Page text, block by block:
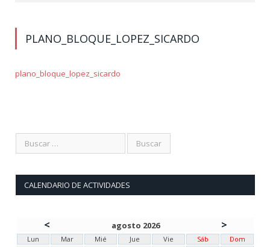
PLANO_BLOQUE_LOPEZ_SICARDO
plano_bloque_lopez_sicardo
CALENDARIO DE ACTIVIDADES
< agosto 2026 >
Lun Mar Mié Jue Vie Sáb Dom